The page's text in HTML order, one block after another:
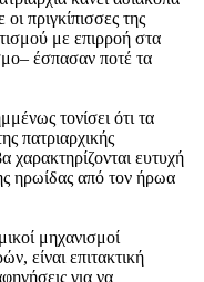
πριγκίπισσες της
με επιρροή στα
έσπασαν ποτέ τα
τονίσει ότι τα
πατριαρχικής
χαρακτηρίζονται ευτυχή
ηρωίδας από τον ήρωα
μηχανισμοί
είναι επιτακτική
για να